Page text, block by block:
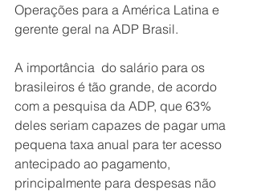
Operações para a América Latina e
gerente geral na ADP Brasil.
A importância  do salário para os
brasileiros é tão grande, de acordo
com a pesquisa da ADP, que 63%
deles seriam capazes de pagar uma
pequena taxa anual para ter acesso
antecipado ao pagamento,
principalmente para despesas não